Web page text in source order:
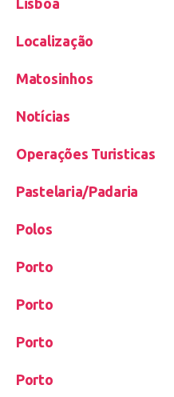
Localização
Matosinhos
Notícias
Operações Turisticas
Pastelaria/Padaria
Polos
Porto
Porto
Porto
Porto